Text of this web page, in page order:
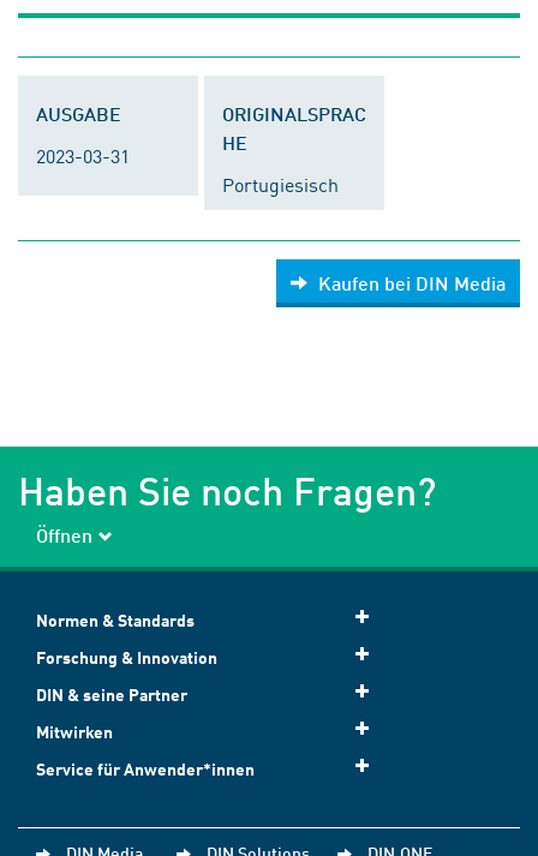
AUSGABE
2023-03-31
ORIGINALSPRAC
HE
Portugiesisch
Kaufen bei DIN Media
Haben Sie noch Fragen?
Öffnen
Normen & Standards
Forschung & Innovation
DIN & seine Partner
Mitwirken
Service für Anwender*innen